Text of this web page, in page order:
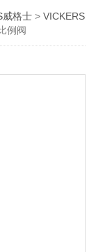
威格士 >VICKERS
例阀